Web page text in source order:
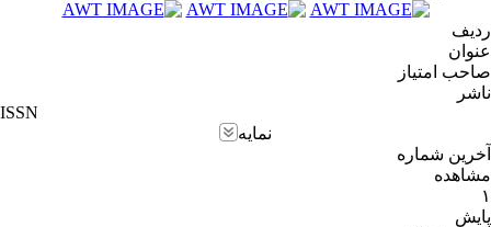
ردیف
عنوان
صاحب امتیاز
ناشر
ISSN
نمایه
آخرین شماره
مشاهده
۱
پایش